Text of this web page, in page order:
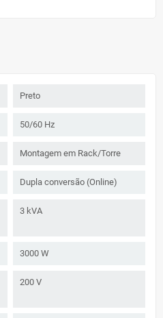
Preto
50/60 Hz
Montagem em Rack/Torre
Dupla conversão (Online)
3 kVA
3000 W
200 V